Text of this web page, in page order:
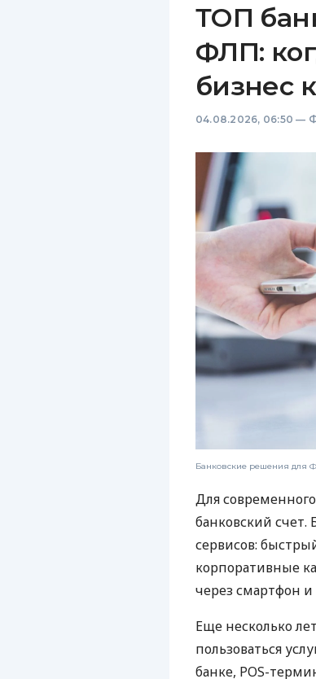
ТОП
ФЛП:
бизнес
04.08.2026, 06:50 —
Банковские решения для
Для
банковский счет.
сервисов:
корпоративные
через смартфон
Еще несколько
пользоваться
банке, POS-